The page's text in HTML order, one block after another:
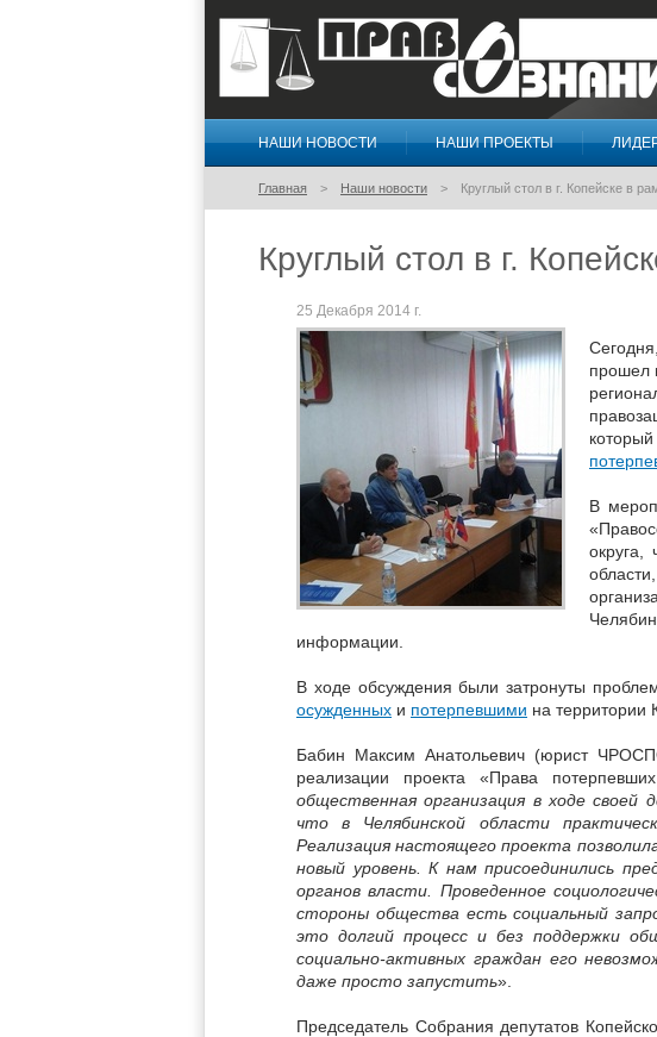
Правосознание
НАШИ НОВОСТИ НАШИ ПРОЕКТЫ
Главная Наши новости Круглый стол в г. Копейске в
Круглый стол в г.
25 Декабря 2014 г.
прошел
В
округа,
информации.
В ходе обсуждения были затронуты
осужденных и потерпевшими на территории
Бабин Максим Анатольевич (юрист
реализации проекта «Права
общественная организация в ходе
что в Челябинской области
Реализация настоящего проекта
новый уровень. К нам присоединились
органов власти. Проведенное
стороны общества есть социальный
это долгий процесс и без поддержки
социально-активных граждан его
даже просто запустить».
Председатель Собрания депутатов